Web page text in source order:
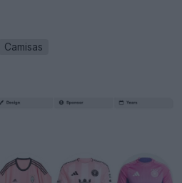
Camisas